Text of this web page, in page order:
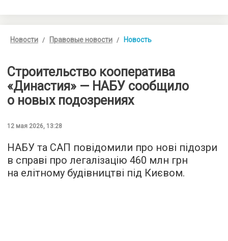
Новости Правовые новости Новость
Строительство кооператива
«Династия» — НАБУ сообщило
о новых подозрениях
12 мая 2026, 13:28
НАБУ та САП повідомили про нові підозри
в справі про легалізацію 460 млн грн
на елітному будівництві під Києвом.